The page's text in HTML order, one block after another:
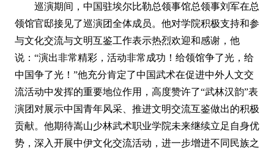
巡演期间，中国驻埃尔比勒总领事馆总领事刘军在总
领馆官邸接见了巡演团全体成员。他对学院积极支持和参
与文化交流与文明互鉴工作表示热烈欢迎和感谢，他
说：“演出非常精彩，活动非常成功！给领馆争了光，给
中国争了光！”他充分肯定了中国武术在促进中外人文交
流活动中发挥的重要地位作用，高度赞许了“武林汉韵”表
演团对展示中国青年风采、推进文明交流互鉴做出的积极
贡献。他期待嵩山少林武术职业学院未来继续立足自身优
势，深入开展中伊文化交流活动，进一步增进不同民族之